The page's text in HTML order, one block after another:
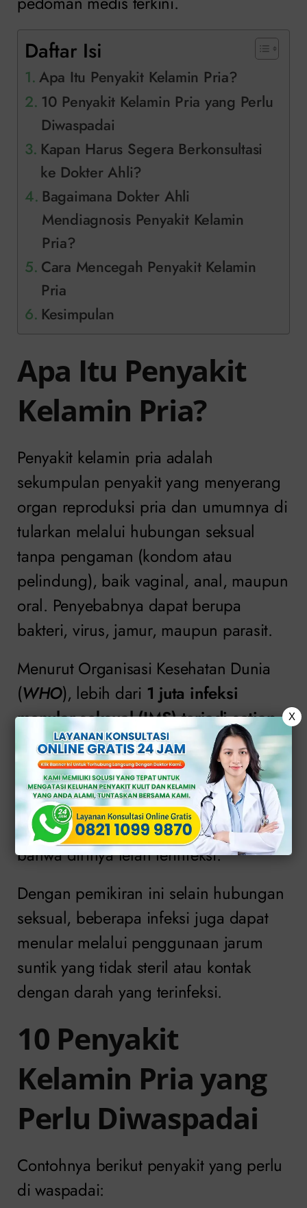
Daftar Isi
Apa Itu Penyakit Kelamin Pria?
10 Penyakit Kelamin Pria yang Perlu
Diwaspadai
Kapan Harus Segera Berkonsultasi
ke Dokter Ahli?
Bagaimana Dokter Ahli
Mendiagnosis Penyakit Kelamin
Pria?
Cara Mencegah Penyakit Kelamin
Pria
Kesimpulan
Apa Itu Penyakit
Kelamin Pria?
Penyakit kelamin pria adalah
sekumpulan penyakit yang menyerang
organ reproduksi pria dan umumnya di
tularkan melalui hubungan seksual
tanpa pengaman (kondom atau
pelindung), baik vaginal, anal, maupun
oral. Penyebabnya dapat berupa
bakteri, virus, jamur, maupun parasit.
Menurut Organisasi Kesehatan Dunia
(WHO), lebih dari 1 juta infeksi
menular seksual (IMS) terjadi setiap
haridi seluruh dunia.
Terutamanya sebagian besar kasus
tidak menunjukkan gejala sehingga
banyak penderita tidak menyadari
bahwa dirinya telah terinfeksi.
Dengan pemikiran ini selain hubungan
seksual, beberapa infeksi juga dapat
menular melalui penggunaan jarum
suntik yang tidak steril atau kontak
dengan darah yang terinfeksi.
10 Penyakit
Kelamin Pria yang
Perlu Diwaspadai
Contohnya berikut penyakit yang perlu
di waspadai:
X